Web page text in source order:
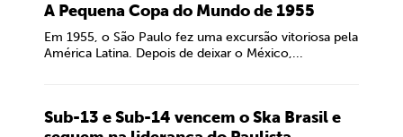
A Pequena Copa do Mundo de 1955
Em 1955, o São Paulo fez uma excursão vitoriosa pela
América Latina. Depois de deixar o México,...
Sub-13 e Sub-14 vencem o Ska Brasil e